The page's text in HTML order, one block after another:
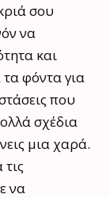
σου
να
και
τα φόντα για
που
σχέδια
μια χαρά.
να